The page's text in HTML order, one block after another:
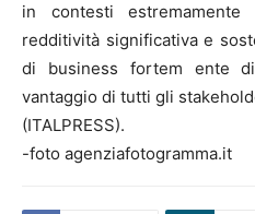
in contesti estremamente
redditività significativa e
di business fortem ente
vantaggio di tutti gli
(ITALPRESS).
-foto agenziafotogramma.it